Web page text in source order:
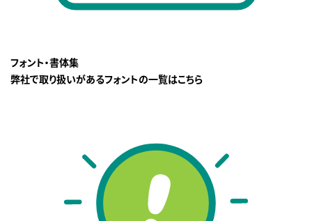
フォント・書体集
弊社で取り扱いがあるフォントの一覧はこちら